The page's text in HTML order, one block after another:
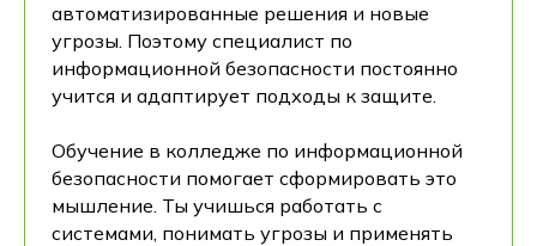
автоматизированные решения и новые
угрозы. Поэтому специалист по
информационной безопасности постоянно
учится и адаптирует подходы к защите.
Обучение в колледже по информационной
безопасности помогает сформировать это
мышление. Ты учишься работать с
системами, понимать угрозы и применять